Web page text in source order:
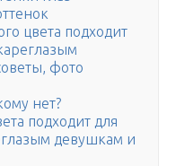
цвета подходит
фото
нет?
подходит для
девушкам и